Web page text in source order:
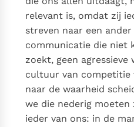
kerkelijke documenten
Katholieke Kerk in het
en is volledig
Ik help mee!
relevant is, omdat zij
streven naar een
communicatie die niet
zoekt, geen
cultuur van competitie
naar de waarheid
we die nederig moeten
ieder van ons: in de